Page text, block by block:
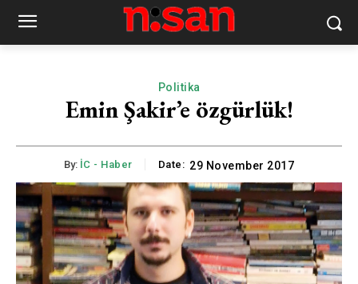
Politika
Emin Şakir’e özgürlük!
By: İC - Haber Date: 29 November 2017